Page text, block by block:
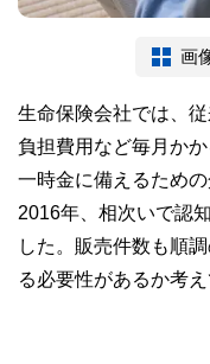
画
生命保険会社では、
負担費用など毎月か
一時金に備えるため
2016年、相次いで認
した。販売件数も順
る必要性があるか考え